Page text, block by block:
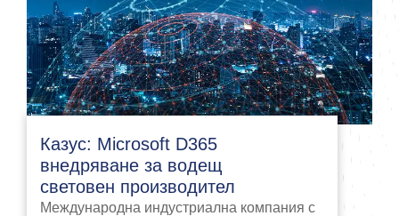
Казус: Microsoft D365
внедряване за водещ
световен производител
Международна индустриална компания с